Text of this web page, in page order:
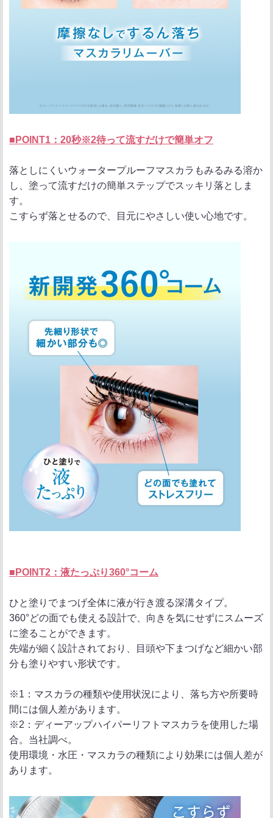
■POINT1：20秒※2待って流すだけで簡単オフ
落としにくいウォータープルーフマスカラもみるみる溶か
し、塗って流すだけの簡単ステップでスッキリ落としま
す。
こすらず落とせるので、目元にやさしい使い心地です。
■POINT2：液たっぷり360°コーム
ひと塗りでまつげ全体に液が行き渡る深溝タイプ。
360°どの面でも使える設計で、向きを気にせずにスムーズ
に塗ることができます。
先端が細く設計されており、目頭や下まつげなど細かい部
分も塗りやすい形状です。
※1：マスカラの種類や使用状況により、落ち方や所要時
間には個人差があります。
※2：ディーアップハイパーリフトマスカラを使用した場
合。当社調べ。
使用環境・水圧・マスカラの種類により効果には個人差が
あります。